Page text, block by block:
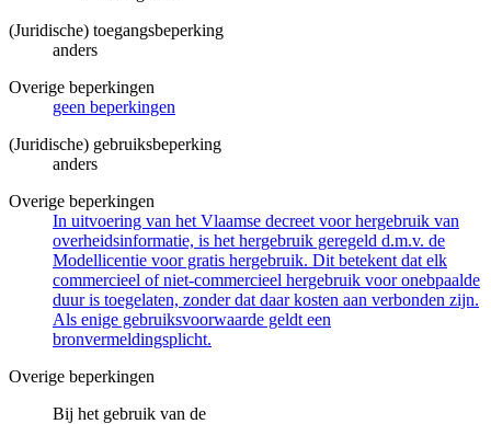
(Juridische) toegangsbeperking
anders
Overige beperkingen
geen beperkingen
(Juridische) gebruiksbeperking
anders
Overige beperkingen
In uitvoering van het Vlaamse decreet voor hergebruik van
overheidsinformatie, is het hergebruik geregeld d.m.v. de
Modellicentie voor gratis hergebruik. Dit betekent dat elk
commercieel of niet-commercieel hergebruik voor onebpaalde
duur is toegelaten, zonder dat daar kosten aan verbonden zijn.
Als enige gebruiksvoorwaarde geldt een
bronvermeldingsplicht.
Overige beperkingen
Bij het gebruik van de